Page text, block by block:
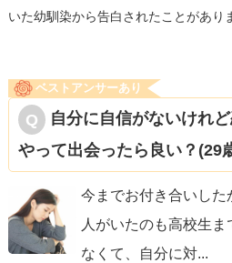
いた幼馴染から告白されたことがあり
ベストアンサーあり
自分に自信がないけれ
やって出会ったら良い？(29
今までお付き合いした
人がいたのも高校生
なくて、自分に対...